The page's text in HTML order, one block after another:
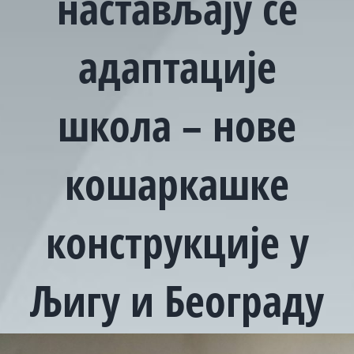
адаптације
школа – нове
кошаркашке
конструкције у
Љигу и Београду